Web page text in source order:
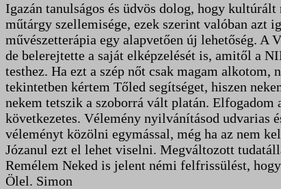
Igazán tanulságos és üdvös dolog, hogy
műtárgy szellemisége, ezek szerint valóban azt
művészetterápia egy alapvetően új lehetőség.
de belerejtette a saját elképzelését is, amitől a
testhez. Ha ezt a szép nőt csak magam alkotom,
tekintetben kértem Tőled segítséget, hiszen
nekem tetszik a szoborrá vált platán. Elfogadom
következetes. Vélemény nyilvánításod udvarias
véleményt közölni egymással, még ha az nem
Józanul ezt el lehet viselni. Megváltozott
Remélem Neked is jelent némi felfrissülést,
Ölel. Simon